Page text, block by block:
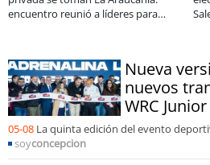
consolidar
Nueva
nuevos
WRC Junior
05-08 La quinta edición del evento
soyconcepcion